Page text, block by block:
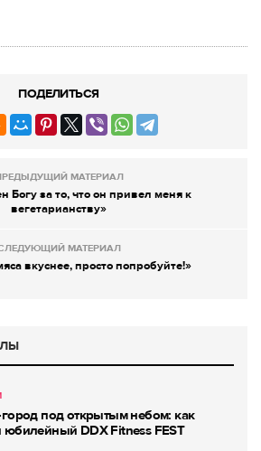
ПОДЕЛИТЬСЯ
МАТЕРИАЛ
Богу за то, что он привел меня к
вегетарианству»
МАТЕРИАЛ
вкуснее, просто попробуйте!»
под открытым небом: как
DDX Fitness FEST